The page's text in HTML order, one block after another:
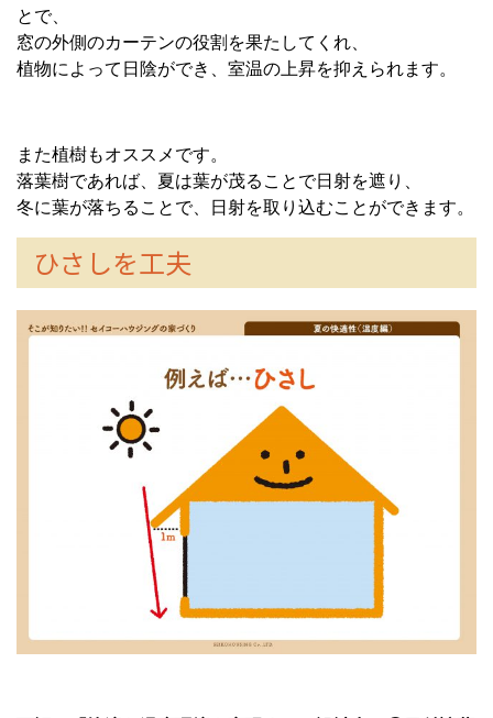
とで、
窓の外側のカーテンの役割を果たしてくれ、
植物によって日陰ができ、室温の上昇を抑えられます。
また植樹もオススメです。
落葉樹であれば、夏は葉が茂ることで日射を遮り、
冬に葉が落ちることで、日射を取り込むことができます。
ひさしを工夫